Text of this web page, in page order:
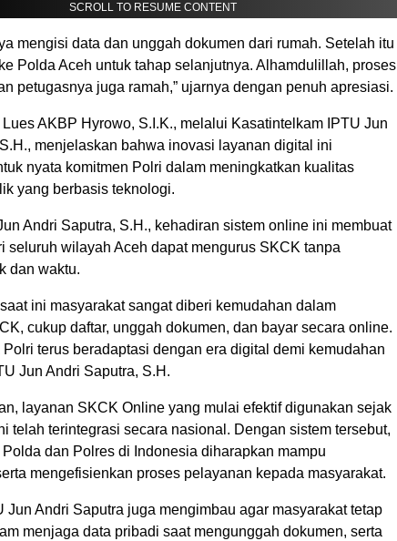
SCROLL TO RESUME CONTENT
mengisi data dan unggah dokumen dari rumah. Setelah itu
Polda Aceh untuk tahap selanjutnya. Alhamdulillah, proses
petugasnya juga ramah,” ujarnya dengan penuh apresiasi.
AKBP Hyrowo, S.I.K., melalui Kasatintelkam IPTU Jun
menjelaskan bahwa inovasi layanan digital ini
nyata komitmen Polri dalam meningkatkan kualitas
yang berbasis teknologi.
Andri Saputra, S.H., kehadiran sistem online ini membuat
seluruh wilayah Aceh dapat mengurus SKCK tanpa
dan waktu.
ini masyarakat sangat diberi kemudahan dalam
cukup daftar, unggah dokumen, dan bayar secara online.
Polri terus beradaptasi dengan era digital demi kemudahan
Jun Andri Saputra, S.H.
layanan SKCK Online yang mulai efektif digunakan sejak
telah terintegrasi secara nasional. Dengan sistem tersebut,
dan Polres di Indonesia diharapkan mampu
mengefisienkan proses pelayanan kepada masyarakat.
Jun Andri Saputra juga mengimbau agar masyarakat tetap
menjaga data pribadi saat mengunggah dokumen, serta